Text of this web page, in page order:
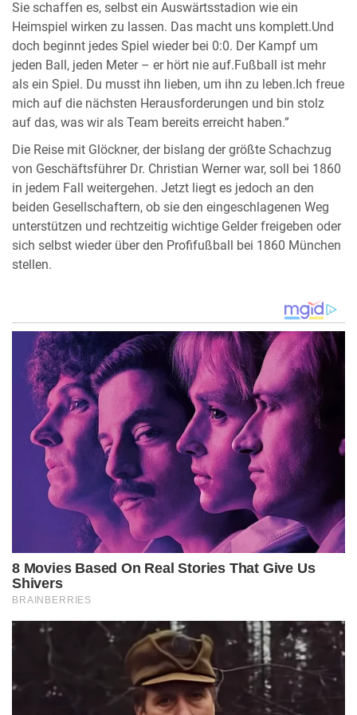
Sie schaffen es, selbst ein Auswärtsstadion wie ein
Heimspiel wirken zu lassen. Das macht uns komplett.Und
doch beginnt jedes Spiel wieder bei 0:0. Der Kampf um
jeden Ball, jeden Meter – er hört nie auf.Fußball ist mehr
als ein Spiel. Du musst ihn lieben, um ihn zu leben.Ich freue
mich auf die nächsten Herausforderungen und bin stolz
auf das, was wir als Team bereits erreicht haben.”
Die Reise mit Glöckner, der bislang der größte Schachzug
von Geschäftsführer Dr. Christian Werner war, soll bei 1860
in jedem Fall weitergehen. Jetzt liegt es jedoch an den
beiden Gesellschaftern, ob sie den eingeschlagenen Weg
unterstützen und rechtzeitig wichtige Gelder freigeben oder
sich selbst wieder über den Profifußball bei 1860 München
stellen.